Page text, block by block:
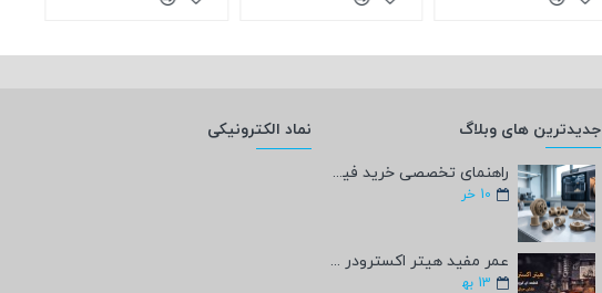
جدیدترین های وبلاگ
راهنمای تخصصی خرید فیلامنت PEEK؛ پادشاه پرینت سه‌بعدی صنعتی و پزشکی + مشخصات فنی
10 خر
عمر مفید هیتر اکسترودر پرینتر سه‌بعدی چقدر است؟
13 به‍
نماد الکترونیکی